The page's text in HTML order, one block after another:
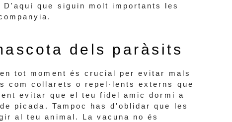
que siguin molt importants les
dels paràsits
tot moment és crucial per evitar mals
com collarets o repel·lents externs que
evitar que el teu fidel amic dormi a
picada. Tampoc has d'oblidar que les
al teu animal. La vacuna no és